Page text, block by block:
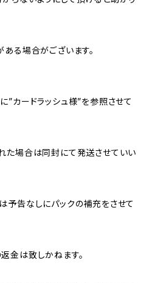
ある場合がございます。
”カードラッシュ様”を参照させて
た場合は同封にて発送させていい
予告なしにパックの補充をさせて
金は致しかねます。